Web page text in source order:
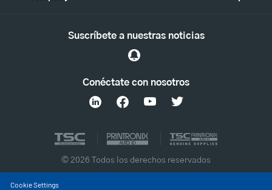
Conéctate con nosotros
Suscríbete a nuestras noticias
© 2026 Todos los derechos reservados
Cookie Settings